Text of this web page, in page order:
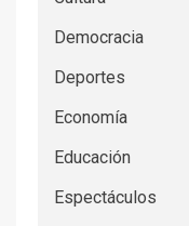
Democracia
Deportes
Economía
Educación
Espectáculos